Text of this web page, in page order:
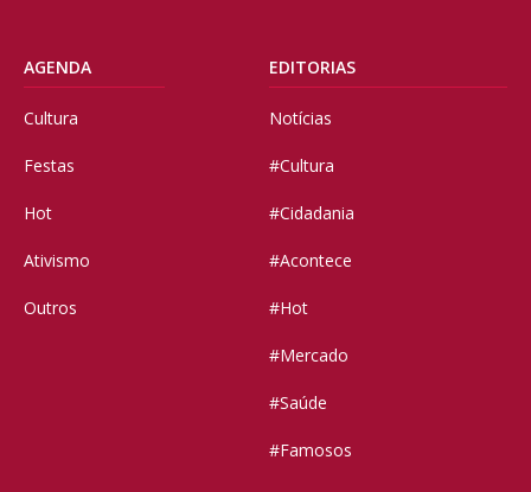
AGENDA
Cultura
Festas
Hot
Ativismo
Outros
EDITORIAS
Notícias
#Cultura
#Cidadania
#Acontece
#Hot
#Mercado
#Saúde
#Famosos